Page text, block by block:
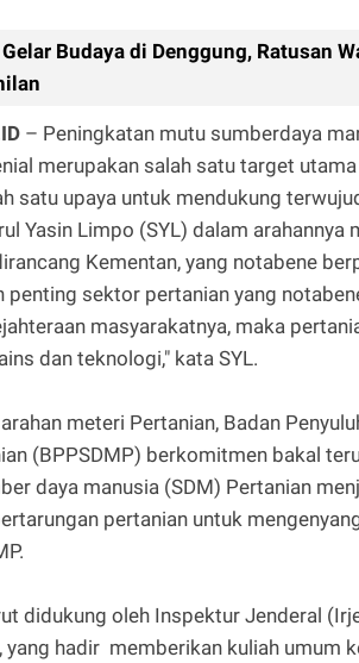
Gelar Budaya di Denggung, Ratusan
– Peningkatan mutu sumberdaya
merupakan salah satu target
satu upaya untuk mendukung
Yasin Limpo (SYL) dalam
Kementan, yang notabene
penting sektor pertanian yang
masyarakatnya, maka
dan teknologi," kata SYL.
meteri Pertanian, Badan
(BPPSDMP) berkomitmen bakal
daya manusia (SDM) Pertanian
pertanian untuk
didukung oleh Inspektur Jenderal
yang hadir memberikan kuliah umum